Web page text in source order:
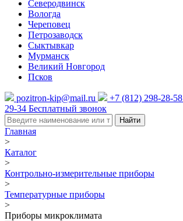
Северодвинск
Вологда
Череповец
Петрозаводск
Сыктывкар
Мурманск
Великий Новгород
Псков
pozitron-kip@mail.ru +7 (812) 298-28-58
29-34 Бесплатный звонок
Найти
Главная
>
Каталог
>
Контрольно-измерительные приборы
>
Температурные приборы
>
Приборы микроклимата